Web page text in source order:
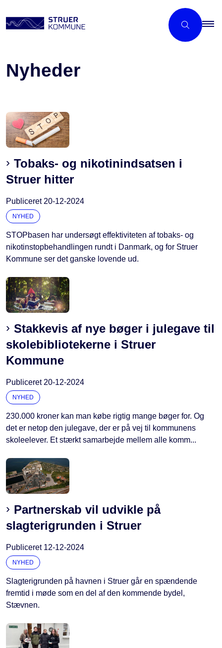
Nyheder
Tobaks- og nikotinindsatsen i
Struer hitter
Publiceret 20-12-2024
NYHED
STOPbasen har undersøgt effektiviteten af tobaks- og
nikotinstopbehandlingen rundt i Danmark, og for Struer
Kommune ser det ganske lovende ud.
Stakkevis af nye bøger i julegave til
skolebibliotekerne i Struer
Kommune
Publiceret 20-12-2024
NYHED
230.000 kroner kan man købe rigtig mange bøger for. Og
det er netop den julegave, der er på vej til kommunens
skoleelever. Et stærkt samarbejde mellem alle komm...
Partnerskab vil udvikle på
slagterigrunden i Struer
Publiceret 12-12-2024
NYHED
Slagterigrunden på havnen i Struer går en spændende
fremtid i møde som en del af den kommende bydel,
Stævnen.